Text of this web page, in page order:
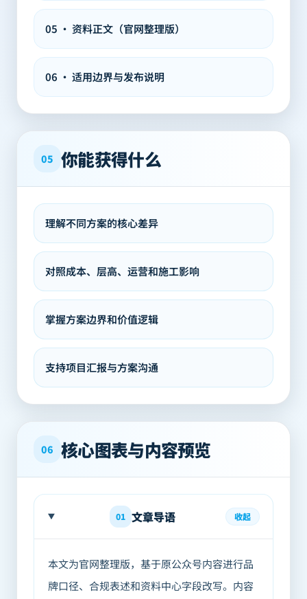
05 · 资料正文（官网整理版）
06 · 适用边界与发布说明
05 你能获得什么
理解不同方案的核心差异
对照成本、层高、运营和施工影响
掌握方案边界和价值逻辑
支持项目汇报与方案沟通
06 核心图表与内容预览
01 文章导语 收起
本文为官网整理版，基于原公众号内容进行品
牌口径、合规表述和资料中心字段改写。内容